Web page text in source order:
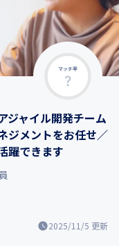
マッチ率
ジャイル開発チーム
ジメントをお任せ／
躍できます
2025/11/5 更新